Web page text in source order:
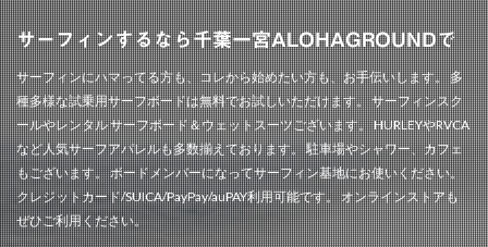
サーフィンするなら千葉一宮ALOHAGROUNDで
サーフィンにハマってる方も、コレから始めたい方も、お手伝いします。 多
種多様な試乗用サーフボードは無料でお試しいただけます。 サーフィンスク
ールやレンタル サーフボード＆ウェットスーツございます。 HURLEYやRVCA
など人気サーフアパレルも多数揃えております。 駐車場やシャワー、カフェ
もございます。 ボードメンバーになってサーフィン基地にお使いください。
クレジットカード/SUICA/PayPay/auPAY利用可能です。 オンラインストアも
ぜひご利用ください。